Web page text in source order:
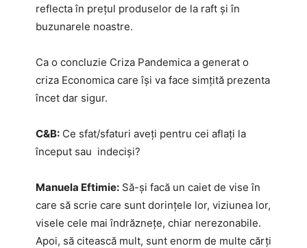
reflecta în prețul produselor de la raft și în
buzunarele noastre.
Ca o concluzie Criza Pandemica a generat o
criza Economica care își va face simțită prezenta
încet dar sigur.
C&B: Ce sfat/sfaturi aveți pentru cei aflați la
început sau indeciși?
Manuela Eftimie: Să-și facă un caiet de vise în
care să scrie care sunt dorințele lor, viziunea lor,
visele cele mai îndrăznețe, chiar nerezonabile.
Apoi, să citească mult, sunt enorm de multe cărți